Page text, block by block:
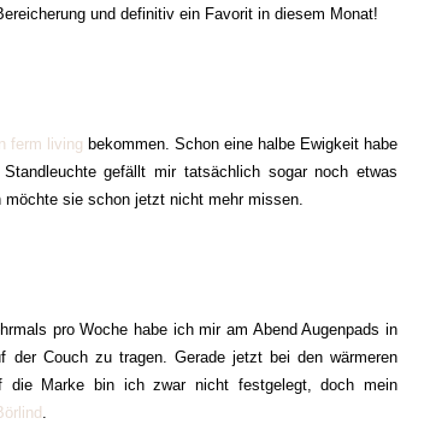
und definitiv ein Favorit in diesem Monat!
ferm living bekommen. Schon eine halbe Ewigkeit habe
gefällt mir tatsächlich sogar noch etwas
sie schon jetzt nicht mehr missen.
pro Woche habe ich mir am Abend Augenpads in
der Couch zu tragen. Gerade jetzt bei den wärmeren
die Marke bin ich zwar nicht festgelegt, doch mein
.